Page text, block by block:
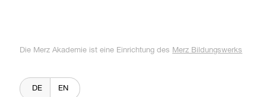
Die Merz Akademie ist eine Einrichtung des Merz Bildungswerks
DE EN